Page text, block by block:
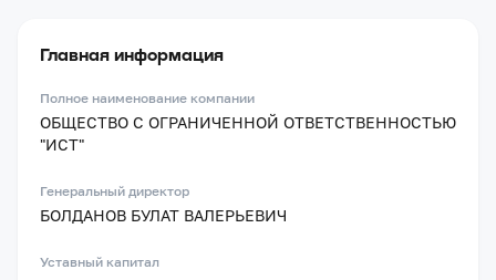
Главная информация
Полное наименование компании
ОБЩЕСТВО С ОГРАНИЧЕННОЙ ОТВЕТСТВЕННОСТЬЮ
"ИСТ"
Генеральный директор
БОЛДАНОВ БУЛАТ ВАЛЕРЬЕВИЧ
Уставный капитал